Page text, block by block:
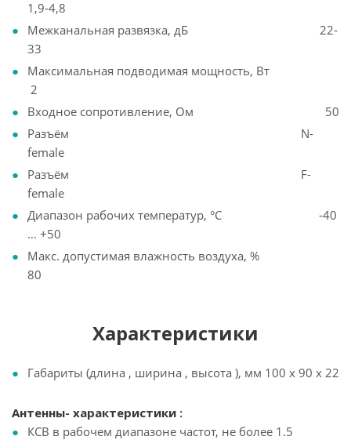
1,9-4,8
Межканальная развязка, дБ 22-
33
Максимальная подводимая мощность, Вт
2
Входное сопротивление, Ом 50
Разъём N-
female
Разъём F-
female
Диапазон рабочих температур, °С -40
… +50
Макс. допустимая влажность воздуха, %
80
Характеристики
Габариты (длина , ширина , высота ), мм 100 x 90 x 22
Антенны- характеристики :
КСВ в рабочем диапазоне частот, не более 1.5